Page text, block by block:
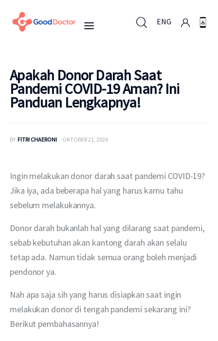
ENG
Untuk Bisnis
Layanan
Apakah Donor Darah Saat
Pandemi COVID-19 Aman? Ini
Panduan Lengkapnya!
BY FITRI CHAERONI OKTOBER 21, 2020
Ingin melakukan donor darah saat pandemi COVID-19?
Jika iya, ada beberapa hal yang harus kamu tahu
sebelum melakukannya.
Donor darah bukanlah hal yang dilarang saat pandemi,
sebab kebutuhan akan kantong darah akan selalu
tetap ada. Namun tidak semua orang boleh menjadi
pendonor ya.
Nah apa saja sih yang harus disiapkan saat ingin
melakukan donor di tengah pandemi sekarang ini?
Berikut pembahasannya!